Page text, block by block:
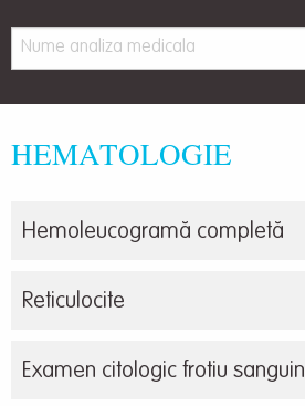
HEMATOLOGIE
Hemoleucogramă completă
Reticulocite
Examen citologic frotiu sanguin